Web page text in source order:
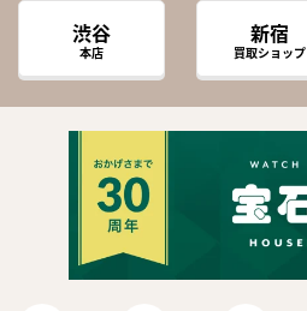
渋谷
本店
新宿
買取ショップ